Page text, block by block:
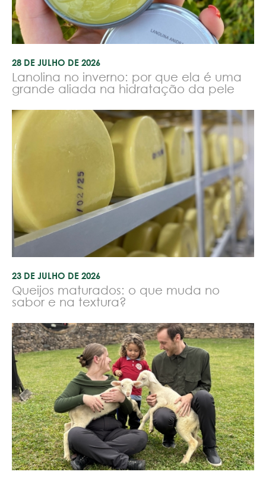
28 DE JULHO DE 2026
Lanolina no inverno: por que ela é uma
grande aliada na hidratação da pele
23 DE JULHO DE 2026
Queijos maturados: o que muda no
sabor e na textura?